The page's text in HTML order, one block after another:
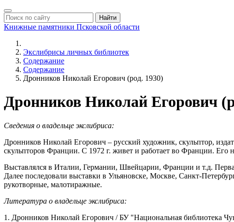
Найти
Книжные памятники Псковской области
Экслибрисы личных библиотек
Содержание
Содержание
Дронников Николай Егорович (род. 1930)
Дронников Николай Егорович
Сведения о владельце экслибриса:
Дронников Николай Егорович – русский художник, скульптор,
скульпторов Франции. С 1972 г. живет и работает во Франции.
Выставлялся в Италии, Германии, Швейцарии, Франции и т.д.
Далее последовали выставки в Ульяновске, Москве, Санкт-
рукотворные, малотиражные.
Литература о владельце экслибриса:
1. Дронников Николай Егорович / БУ "Национальная библиотека